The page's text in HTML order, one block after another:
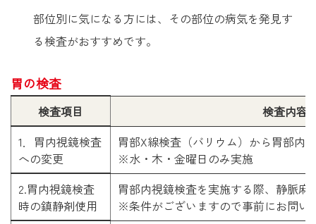
部位別に気になる方には、その部位の病気を発見す
る検査がおすすめです。
胃の検査
検査項目
検査内容
1．胃内視鏡検査
への変更
胃部X線検査（バリウム）から胃部内
※水・木・金曜日のみ実施
2.胃内視鏡検査
時の鎮静剤使用
胃部内視鏡検査を実施する際、静脈麻
※条件がございますので事前にお問い